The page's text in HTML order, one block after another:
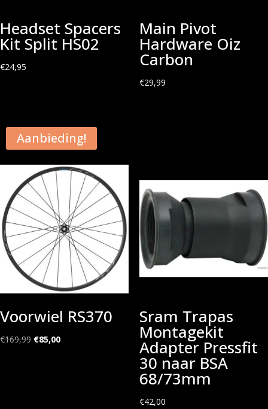
Headset Spacers
Kit Split HS02
€24,95
Main Pivot
Hardware Oiz
Carbon
€29,99
Aanbieding!
Voorwiel RS370
€169,99 Oorspronkelijke
€85,00Huidige
Sram Trapas
Montagekit
Adapter Pressfit
30 naar BSA
68/73mm
€42,00